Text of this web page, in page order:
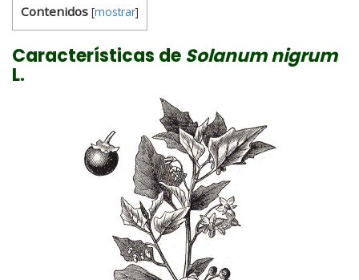
Contenidos [mostrar]
Características de Solanum nigrum
L.